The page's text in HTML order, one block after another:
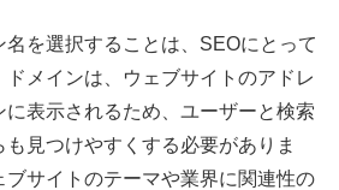
名を選択することは、SEOにとって
メインは、ウェブサイトのアドレ
表示されるため、ユーザーと検索
見つけやすくする必要がありま
サイトのテーマや業界に関連性の